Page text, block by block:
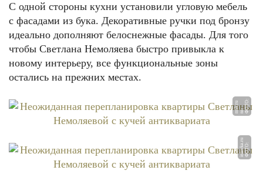
С одной стороны кухни установили угловую мебель
с фасадами из бука. Декоративные ручки под бронзу
идеально дополняют белоснежные фасады. Для того
чтобы Светлана Немоляева быстро привыкла к
новому интерьеру, все функциональные зоны
остались на прежних местах.
Ф
ОТ
О:
n
r
-m
sk.
r
u
Ф
О
Т
О:
i
nl
a
v
k
a.
r
u